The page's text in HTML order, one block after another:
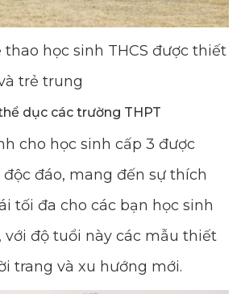
học sinh THCS được thiết
trẻ trung
dục các trường THPT
cho học sinh cấp 3 được
đáo, mang đến sự thích
tối đa cho các bạn học sinh
với độ tuổi này các mẫu thiết
trang và xu hướng mới.